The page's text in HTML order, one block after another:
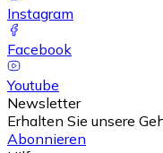
Instagram
Facebook
Youtube
Newsletter
Erhalten Sie unsere
Abonnieren